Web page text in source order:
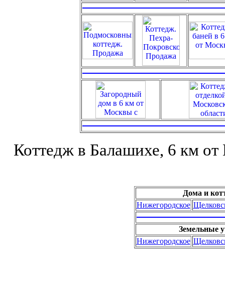
Коттедж в Балашихе, 6 км
Дома и
Нижегородское
Земельные
Нижегородское